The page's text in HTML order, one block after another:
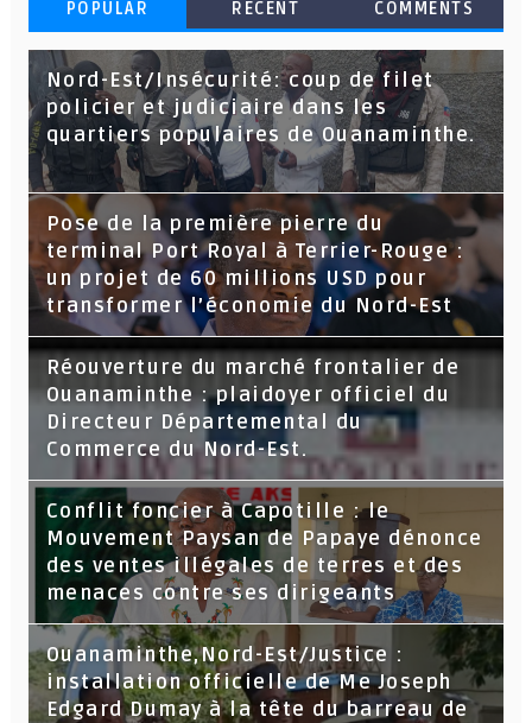
POPULAR RECENT COMMENTS
Nord-Est/Insécurité: coup de filet
policier et judiciaire dans les
quartiers populaires de Ouanaminthe.
Pose de la première pierre du
terminal Port Royal à Terrier-Rouge :
un projet de 60 millions USD pour
transformer l’économie du Nord-Est
Réouverture du marché frontalier de
Ouanaminthe : plaidoyer officiel du
Directeur Départemental du
Commerce du Nord-Est.
Conflit foncier à Capotille : le
Mouvement Paysan de Papaye dénonce
des ventes illégales de terres et des
menaces contre ses dirigeants
Ouanaminthe,Nord-Est/Justice :
installation officielle de Me Joseph
Edgard Dumay à la tête du barreau de